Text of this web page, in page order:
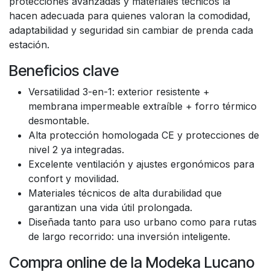
hacen adecuada para quienes valoran la comodidad,
adaptabilidad y seguridad sin cambiar de prenda cada
estación.
Beneficios clave
Versatilidad 3-en-1: exterior resistente +
membrana impermeable extraíble + forro térmico
desmontable.
Alta protección homologada CE y protecciones de
nivel 2 ya integradas.
Excelente ventilación y ajustes ergonómicos para
confort y movilidad.
Materiales técnicos de alta durabilidad que
garantizan una vida útil prolongada.
Diseñada tanto para uso urbano como para rutas
de largo recorrido: una inversión inteligente.
Compra online de la Modeka Lucano